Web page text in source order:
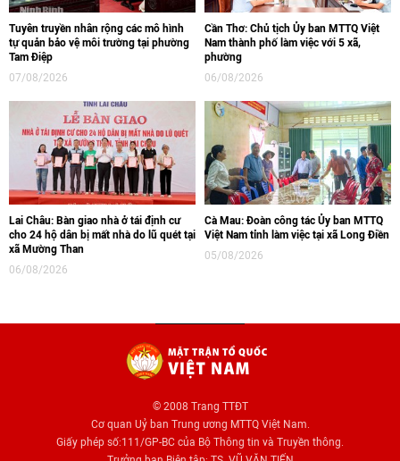
Tuyên truyền nhân rộng các mô hình
tự quản bảo vệ môi trường tại phường
Tam Điệp
07/08/2026
Cần Thơ: Chủ tịch Ủy ban MTTQ Việt
Nam thành phố làm việc với 5 xã,
phường
06/08/2026
Lai Châu: Bàn giao nhà ở tái định cư
cho 24 hộ dân bị mất nhà do lũ quét tại
xã Mường Than
06/08/2026
Cà Mau: Đoàn công tác Ủy ban MTTQ
Việt Nam tỉnh làm việc tại xã Long Điền
05/08/2026
© 2008 Trang TTĐT
Cơ quan Uỷ ban Trung ương MTTQ Việt Nam.
Giấy phép số:111/GP-BC của Bộ Thông tin và Truyền thông.